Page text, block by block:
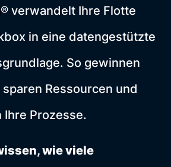
verwandelt Ihre Flotte
in eine datengestützte
So gewinnen
Ressourcen und
Prozesse.
wie viele